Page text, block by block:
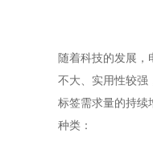
随着科技的发展
不大、实用性较强
标签需求量的持续
种类：